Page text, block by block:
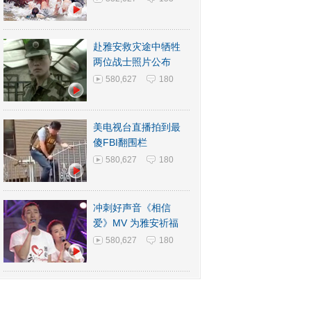
赴雅安救灾途中牺牲
两位战士照片公布
580,627 180
美电视台直播拍到最
傻FBI翻围栏
580,627 180
冲刺好声音《相信
爱》MV 为雅安祈福
580,627 180